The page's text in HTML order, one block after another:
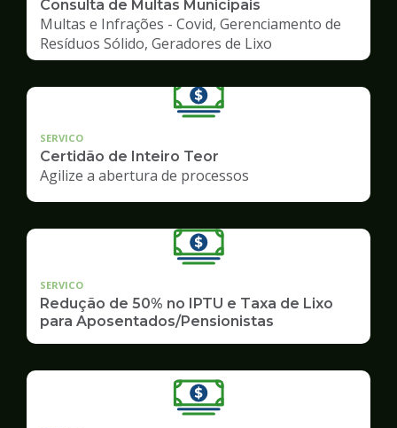
Consulta de Multas Municipais
Multas e Infrações - Covid, Gerenciamento de
Resíduos Sólido, Geradores de Lixo
SERVICO
Certidão de Inteiro Teor
Agilize a abertura de processos
SERVICO
Redução de 50% no IPTU e Taxa de Lixo
para Aposentados/Pensionistas